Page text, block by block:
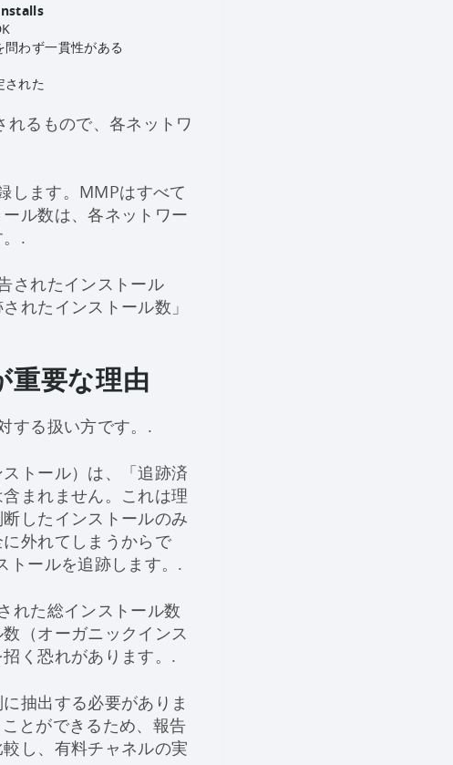
問わず一貫性がある
された
るもので、各ネットワ
します。MMPはすべて
ル数は、各ネットワー
.
されたインストール
れたインストール数」
重要な理由
する扱い方です。.
トール）は、「追跡済
まれません。これは理
したインストールのみ
外れてしまうからで
トールを追跡します。.
れた総インストール数
（オーガニックインス
く恐れがあります。.
抽出する必要がありま
とができるため、報告
し、有料チャネルの実